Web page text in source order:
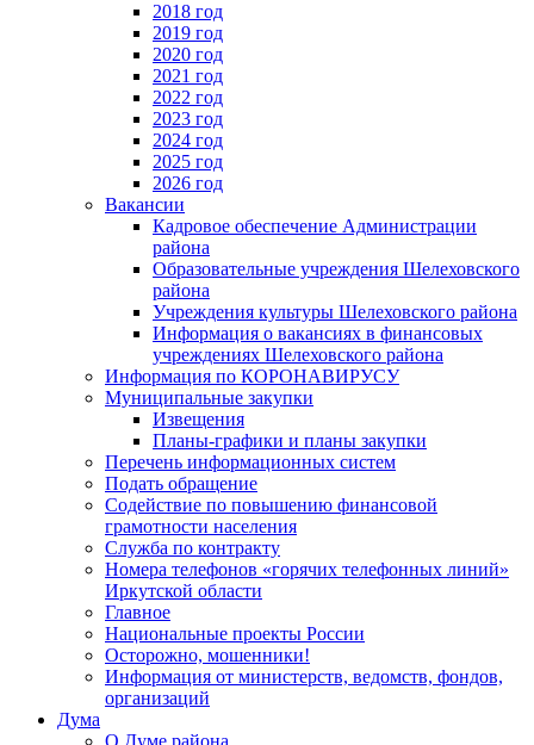
2018 год
2019 год
2020 год
2021 год
2022 год
2023 год
2024 год
2025 год
2026 год
Вакансии
Кадровое обеспечение Администрации
района
Образовательные учреждения Шелеховского
района
Учреждения культуры Шелеховского района
Информация о вакансиях в финансовых
учреждениях Шелеховского района
Информация по КОРОНАВИРУСУ
Муниципальные закупки
Извещения
Планы-графики и планы закупки
Перечень информационных систем
Подать обращение
Содействие по повышению финансовой
грамотности населения
Служба по контракту
Номера телефонов «горячих телефонных линий»
Иркутской области
Главное
Национальные проекты России
Осторожно, мошенники!
Информация от министерств, ведомств, фондов,
организаций
Дума
О Думе района